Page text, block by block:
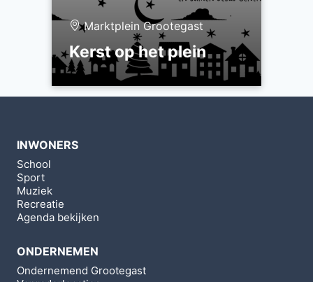
Marktplein Grootegast
Kerst op het plein
INWONERS
School
Sport
Muziek
Recreatie
Agenda bekijken
ONDERNEMEN
Ondernemend Grootegast